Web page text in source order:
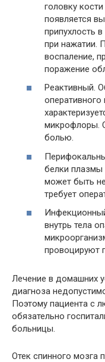
головку
появляется
припухлость
при нажатии.
воспаление,
поражение
Реактивный.
оперативного
микрофлоры.
болью.
белки плазмы
может быть
требует
внутрь тела
провоцируют
Лечение в домашних
диагноза
Поэтому пациента с
обязательно
больницы.
Отек спинного мозга